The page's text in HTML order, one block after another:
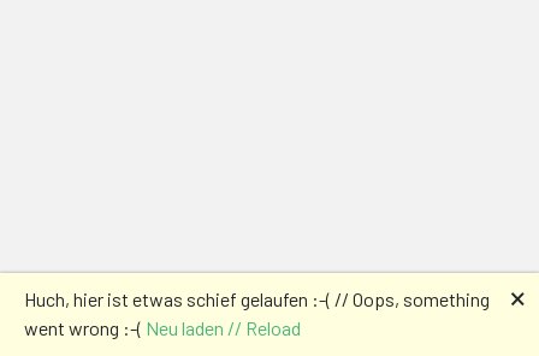
Huch, hier ist etwas schief gelaufen :-( // Oops, something
went wrong :-( Neu laden // Reload
🗙